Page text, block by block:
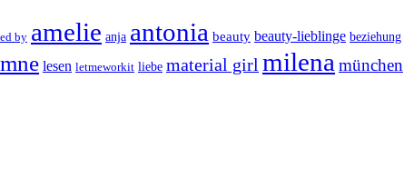
by amelie anja antonia beauty beauty-lieblinge beziehung
lesen letmeworkit liebe material girl milena münchen